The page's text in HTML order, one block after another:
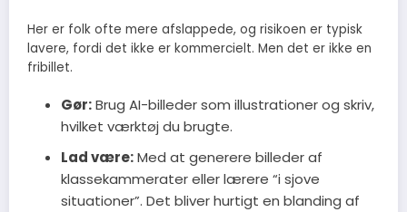
Her er folk ofte mere afslappede, og risikoen er typisk
lavere, fordi det ikke er kommercielt. Men det er ikke en
fribillet.
Gør:Brug AI-billeder som illustrationer og skriv,
hvilket værktøj du brugte.
Lad være:Med at generere billeder af
klassekammerater eller lærere “i sjove
situationer”. Det bliver hurtigt en blanding af